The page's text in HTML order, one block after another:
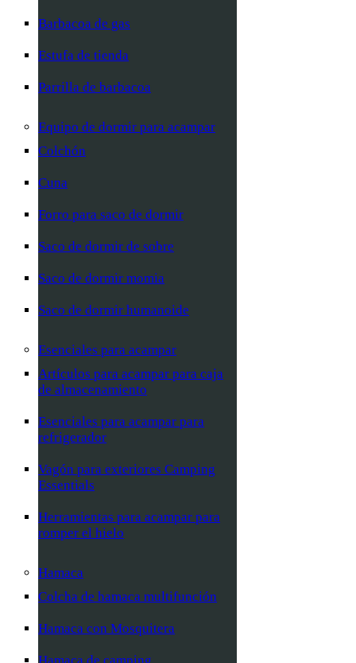
Barbacoa de gas
Estufa de tienda
Parrilla de barbacoa
Equipo de dormir para acampar
Colchón
Cuna
Forro para saco de dormir
Saco de dormir de sobre
Saco de dormir momia
Saco de dormir humanoide
Esenciales para acampar
Artículos para acampar para caja
de almacenamiento
Esenciales para acampar para
refrigerador
Vagón para exteriores Camping
Essentials
Herramientas para acampar para
romper el hielo
Hamaca
Colcha de hamaca multifunción
Hamaca con Mosquitera